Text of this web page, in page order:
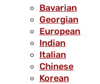
Bavarian
Georgian
European
Indian
Italian
Chinese
Korean